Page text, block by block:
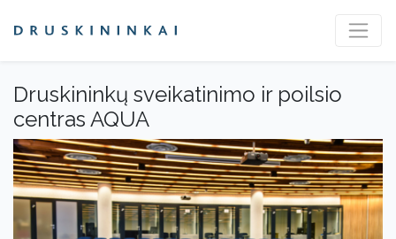
Druskininkų sveikatinimo ir poilsio
centras AQUA